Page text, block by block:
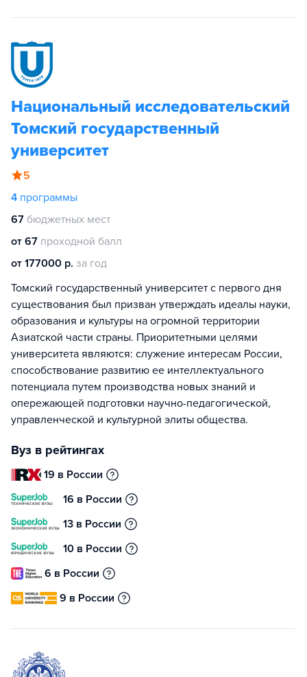
Национальный исследовательский
Томский государственный
университет
5
4 программы
67 бюджетных мест
от 67 проходной балл
от 177000 р. за год
Томский государственный университет с первого дня
существования был призван утверждать идеалы науки,
образования и культуры на огромной территории
Азиатской части страны. Приоритетными целями
университета являются: служение интересам России,
способствование развитию ее интеллектуального
потенциала путем производства новых знаний и
опережающей подготовки научно-педагогической,
управленческой и культурной элиты общества.
Вуз в рейтингах
19 в России
16 в России
13 в России
10 в России
6 в России
9 в России